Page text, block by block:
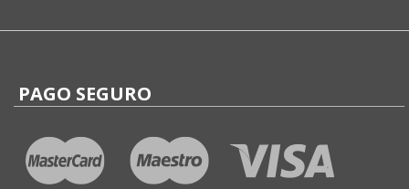
PAGO SEGURO